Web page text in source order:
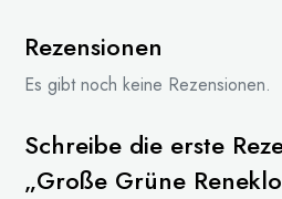
Rezensionen
Es gibt noch keine Rezensionen.
Schreibe die erste
„Große Grüne